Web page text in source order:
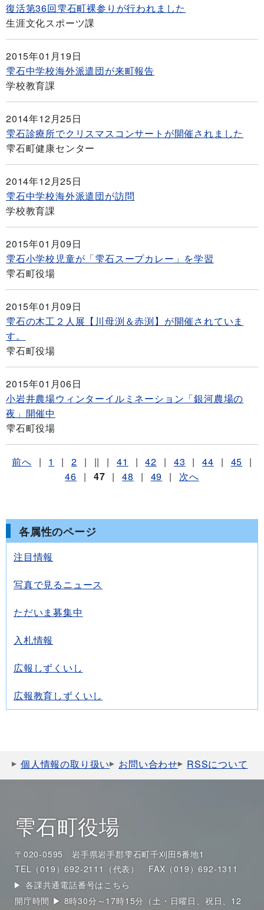
復活第36回雫石町裸参りが行われました
生涯文化スポーツ課
2015年01月19日
雫石中学校海外派遣団が来町報告
学校教育課
2014年12月25日
雫石診療所でクリスマスコンサートが開催されました
雫石町健康センター
2014年12月25日
雫石中学校海外派遣団が訪問
学校教育課
2015年01月09日
雫石小学校児童が「雫石スープカレー」を学習
雫石町役場
2015年01月09日
雫石の木工２人展【川母渕＆赤渕】が開催されていま
す。
雫石町役場
2015年01月06日
小岩井農場ウィンターイルミネーション「銀河農場の
夜」開催中
雫石町役場
前へ | 1 | 2 | || | 41 | 42 | 43 | 44 | 45
|
46
| 47 | 48 | 49 | 次へ
各属性のページ
注目情報
写真で見るニュース
ただいま募集中
入札情報
広報しずくいし
広報教育しずくいし
個人情報の取り扱い お問い合わせ RSSについて
雫石町役場
〒020-0595 岩手県岩手郡雫石町千刈田5番地1
TEL（019）692-2111（代表）
FAX（019）692-1311
各課共通電話番号はこちら
開庁時間 ▶ 8時30分～17時15分（土・日曜日、祝日、12